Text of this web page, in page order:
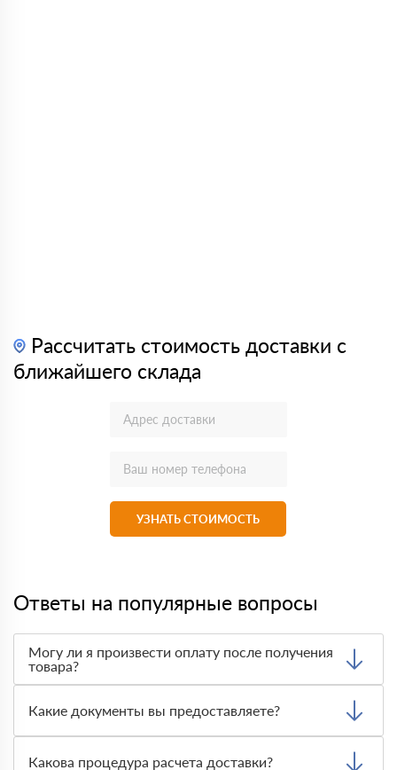
Рассчитать стоимость доставки с
ближайшего склада
УЗНАТЬ СТОИМОСТЬ
Ответы на популярные вопросы
Могу ли я произвести оплату после получения
товара?
Тем не менее, если качество полученных вами товаров
неприемлемо, вы можете отказаться от них.
Какие документы вы предоставляете?
как сертификаты подлинности, удостоверения качества
Какова процедура расчета доставки?